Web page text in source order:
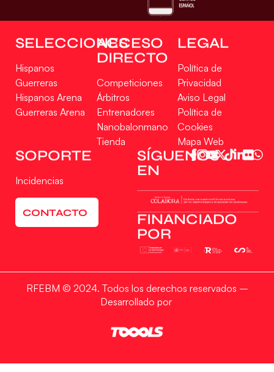
SELECCIONES
Hispanos
Guerreras
Hispanos Arena
Guerreras Arena
ACCESO
DIRECTO
Competiciones
Árbitros
Entrenadores
Nanobalonmano
Tienda
LEGAL
Política de
Privacidad
Aviso Legal
Política de
Cookies
Mapa Web
SOPORTE
Incidencias
CONTACTO
SÍGUENOS
EN
FINANCIADO
POR
RFEBM © 2024. Todos los derechos reservados –
Desarrollado por